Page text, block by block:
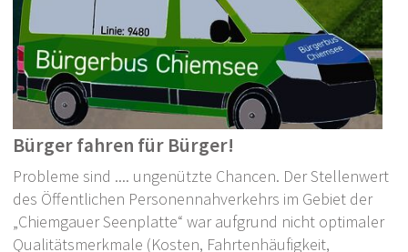
Gemeindepolitik
Leben in Prien
Übersicht
Informationen über Prien
Kultur
Kirchen
Bürger fahren für Bürger!
Probleme sind .... ungenützte Chancen. Der Stellenwert
des Öffentlichen Personennahverkehrs im Gebiet der
„Chiemgauer Seenplatte“ war aufgrund nicht optimaler
Qualitätsmerkmale (Kosten, Fahrtenhäufigkeit,